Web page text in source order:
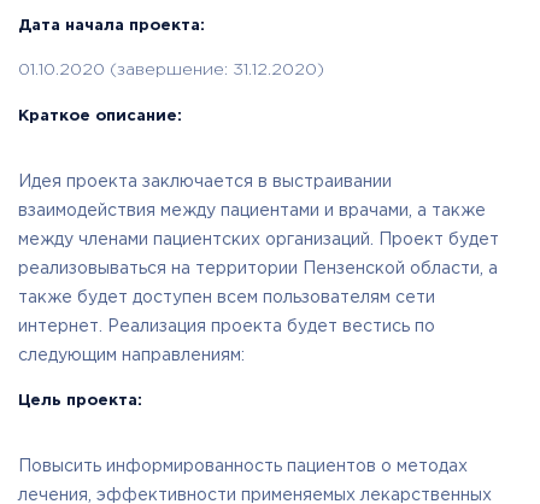
Краткое описание:
Идея проекта заключается в выстраивании
взаимодействия между пациентами и врачами, а также
между членами пациентских организаций. Проект будет
реализовываться на территории Пензенской области, а
также будет доступен всем пользователям сети
интернет. Реализация проекта будет вестись по
следующим направлениям:
Цель проекта:
Повысить информированность пациентов о методах
лечения, эффективности применяемых лекарственных
Дата начала проекта:
01.10.2020 (завершение: 31.12.2020)